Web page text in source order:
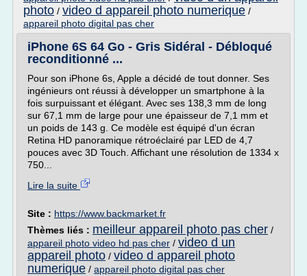
photo / video d appareil photo numerique /
appareil photo digital pas cher
iPhone 6S 64 Go - Gris Sidéral - Débloqué
reconditionné ...
Pour son iPhone 6s, Apple a décidé de tout donner. Ses
ingénieurs ont réussi à développer un smartphone à la
fois surpuissant et élégant. Avec ses 138,3 mm de long
sur 67,1 mm de large pour une épaisseur de 7,1 mm et
un poids de 143 g. Ce modèle est équipé d'un écran
Retina HD panoramique rétroéclairé par LED de 4,7
pouces avec 3D Touch. Affichant une résolution de 1334 x
750...
Lire la suite
Site : https://www.backmarket.fr
Thèmes liés : meilleur appareil photo pas cher /
appareil photo video hd pas cher / video d un
appareil photo / video d appareil photo
numerique / appareil photo digital pas cher